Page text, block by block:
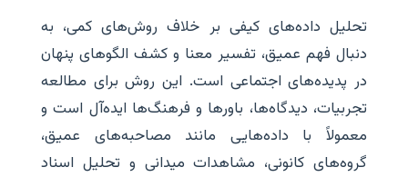
تحلیل داده‌های کیفی بر خلاف روش‌های کمی، به
دنبال فهم عمیق، تفسیر معنا و کشف الگوهای پنهان
در پدیده‌های اجتماعی است. این روش برای مطالعه
تجربیات، دیدگاه‌ها، باورها و فرهنگ‌ها ایده‌آل است و
معمولاً با داده‌هایی مانند مصاحبه‌های عمیق،
گروه‌های کانونی، مشاهدات میدانی و تحلیل اسناد